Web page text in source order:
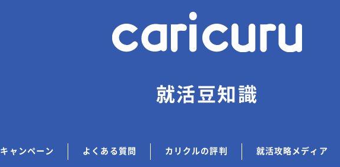
就活豆知識
キャンペーン よくある質問 カリクルの評判 就活攻略メディア